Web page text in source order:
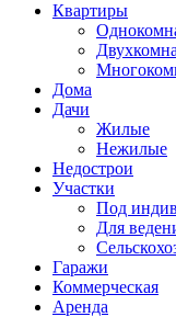
Квартиры
Дома
Дачи
Жилые
Нежилые
Недострои
Участки
Под
Для
Гаражи
Коммерческая
Аренда